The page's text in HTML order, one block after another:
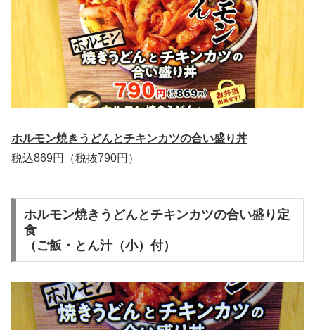
ホルモン焼きうどんとチキンカツの合い盛り丼
税込869円（税抜790円）
ホルモン焼きうどんとチキンカツの合い盛り定
食
（ご飯・とん汁（小）付）